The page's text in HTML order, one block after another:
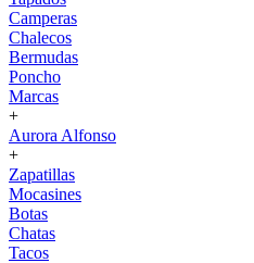
Camperas
Chalecos
Bermudas
Poncho
Marcas
+
Aurora Alfonso
+
Zapatillas
Mocasines
Botas
Chatas
Tacos